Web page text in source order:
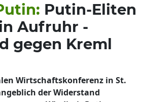
Putin-Eliten
Aufruhr -
gegen Kreml
Wirtschaftskonferenz in St.
der Widerstand